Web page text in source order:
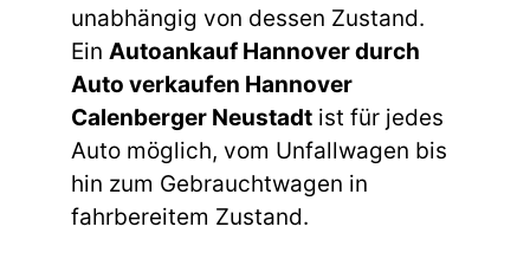
unabhängig von dessen Zustand.
Ein Autoankauf Hannover durch
Auto verkaufen Hannover
Calenberger Neustadt ist für jedes
Auto möglich, vom Unfallwagen bis
hin zum Gebrauchtwagen in
fahrbereitem Zustand.